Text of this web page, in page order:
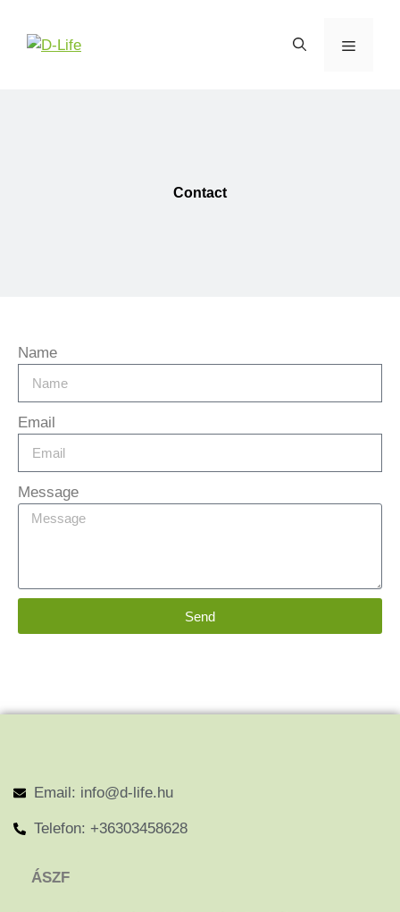
Contact
Name
Email
Message
Send
Email: info@d-life.hu
Telefon: +36303458628
ÁSZF